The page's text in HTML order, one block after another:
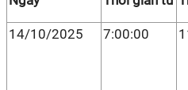
14/10/2025 7:00:00